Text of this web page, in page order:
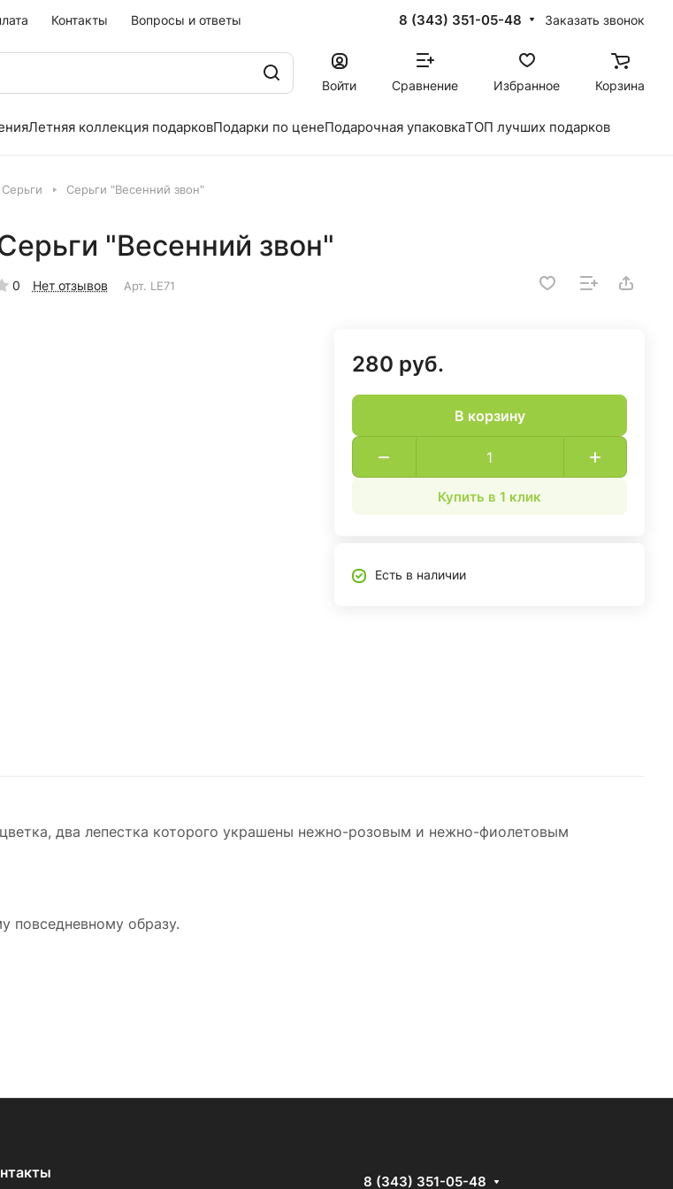
Контакты Вопросы и ответы 8 (343) 351-05-48 Заказать звонок
Войти Сравнение Избранное Корзина
Летняя коллекция подарковПодарки по ценеПодарочная упаковкаТОП лучших подарков
Серьги Серьги "Весенний звон"
"Весенний звон"
0 Нет отзывов Арт. LE71
280 руб.
В корзину
Купить в 1 клик
Есть в наличии
два лепестка которого украшены нежно-розовым и нежно-фиолетовым
повседневному образу.
8 (343) 351-05-48